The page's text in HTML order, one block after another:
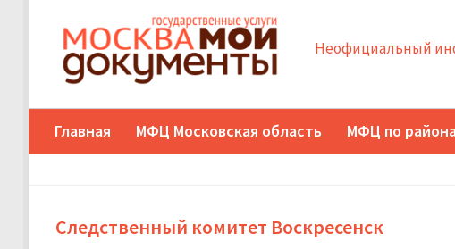
Неофициальный
Главная МФЦ Московская область МФЦ по
Следственный комитет Воскресенск